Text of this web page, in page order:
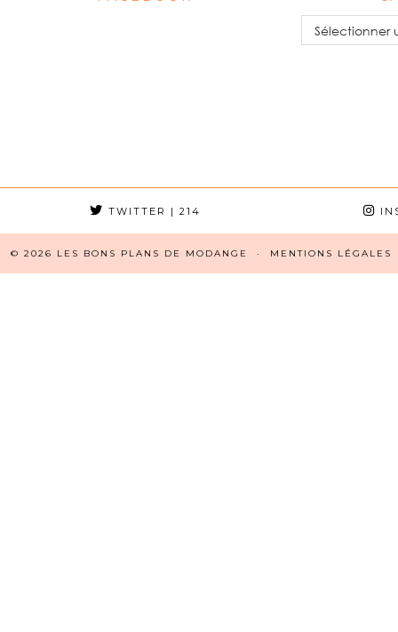
Catégories
TWITTER | 214
© 2026 LES BONS PLANS DE MODANGE MENTIONS LÉGALES